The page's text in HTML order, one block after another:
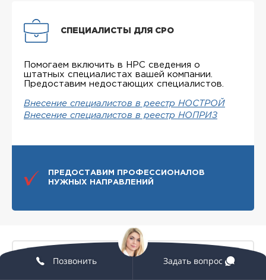
СПЕЦИАЛИСТЫ ДЛЯ СРО
Помогаем включить в НРС сведения о
штатных специалистах вашей компании.
Предоставим недостающих специалистов.
Внесение специалистов в реестр НОСТРОЙ
Внесение специалистов в реестр НОПРИЗ
ПРЕДОСТАВИМ ПРОФЕССИОНАЛОВ
НУЖНЫХ НАПРАВЛЕНИЙ
Как выбрать СРО для получения
Позвонить Задать вопрос